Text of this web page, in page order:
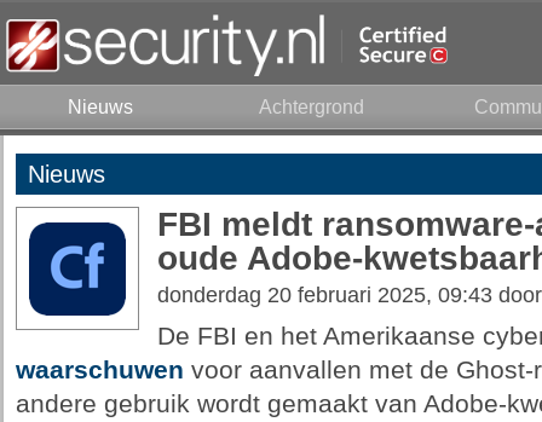
Nieuws Achtergrond
Nieuws
FBI meldt
oude Adobe-
donderdag 20 februari 2025, 09:43
De FBI en het Amerikaanse
waarschuwen voor aanvallen met de
andere gebruik wordt gemaakt van Adobe-